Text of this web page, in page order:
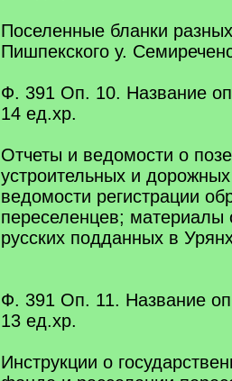
Поселенные бланки
Пишпекского у.
Ф. 391 Оп. 10. Название
14 eд.xр.
Отчеты и ведомости о
устроительных и
ведомости регистрации
переселенцев; материалы
русских подданных в
Ф. 391 Оп. 11. Название
13 eд.xр.
Инструкции о